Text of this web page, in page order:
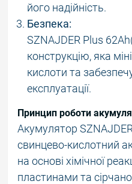
його надійність.
Безпека:
SZNAJDER Plus
конструкцію, яка
кислоти та
експлуатації.
Принцип роботи
Акумулятор
свинцево-кислотний
на основі хімічної
пластинами та